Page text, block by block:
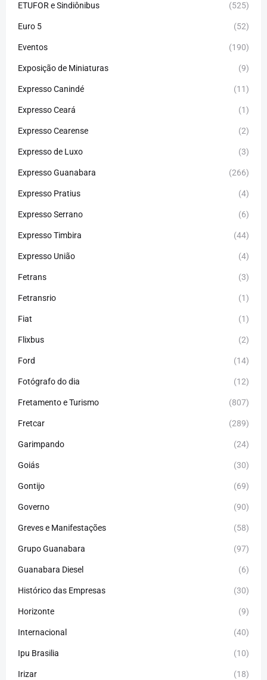
ETUFOR e Sindiônibus (525)
Euro 5 (52)
Eventos (190)
Exposição de Miniaturas (9)
Expresso Canindé (11)
Expresso Ceará (1)
Expresso Cearense (2)
Expresso de Luxo (3)
Expresso Guanabara (266)
Expresso Pratius (4)
Expresso Serrano (6)
Expresso Timbira (44)
Expresso União (4)
Fetrans (3)
Fetransrio (1)
Fiat (1)
Flixbus (2)
Ford (14)
Fotógrafo do dia (12)
Fretamento e Turismo (807)
Fretcar (289)
Garimpando (24)
Goiás (30)
Gontijo (69)
Governo (90)
Greves e Manifestações (58)
Grupo Guanabara (97)
Guanabara Diesel (6)
Histórico das Empresas (30)
Horizonte (9)
Internacional (40)
Ipu Brasilia (10)
Irizar (18)